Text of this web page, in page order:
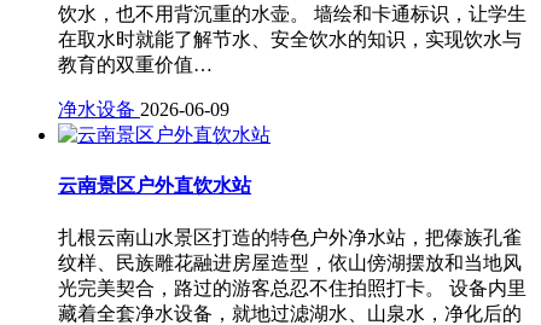
饮水，也不用背沉重的水壶。 墙绘和卡通标识，让学生
在取水时就能了解节水、安全饮水的知识，实现饮水与
教育的双重价值…
净水设备 2026-06-09
云南景区户外直饮水站
扎根云南山水景区打造的特色户外净水站，把傣族孔雀
纹样、民族雕花融进房屋造型，依山傍湖摆放和当地风
光完美契合，路过的游客总忍不住拍照打卡。 设备内里
藏着全套净水设备，就地过滤湖水、山泉水，净化后的